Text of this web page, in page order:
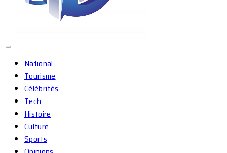
National
Tourisme
Célébrités
Tech
Histoire
Culture
Sports